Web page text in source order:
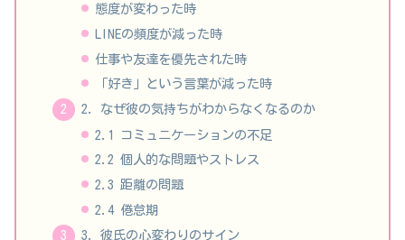
態度が変わった時
LINEの頻度が減った時
仕事や友達を優先された時
「好き」という言葉が減った時
2. なぜ彼の気持ちがわからなくなるのか
2.1 コミュニケーションの不足
2.2 個人的な問題やストレス
2.3 距離の問題
2.4 倦怠期
3. 彼氏の心変わりのサイン